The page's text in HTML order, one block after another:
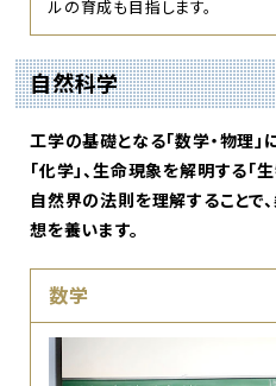
ルの育成も目指します。
自然科学
工学の基礎となる「数学・物理
「化学」、生命現象を解明する「
自然界の法則を理解することで
想を養います。
数学